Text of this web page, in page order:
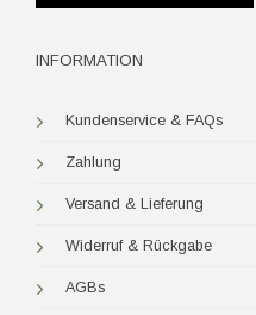
INFORMATION
Kundenservice & FAQs
Zahlung
Versand & Lieferung
Widerruf & Rückgabe
AGBs